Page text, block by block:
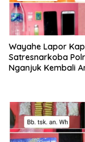
Wayahe Lapor
Satresnarkoba
Nganjuk Kembali